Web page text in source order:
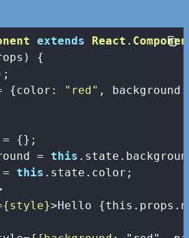
extends React .
{
{color : "red" , background
{};
=
this
=
this .state.color;
{style}>Hello